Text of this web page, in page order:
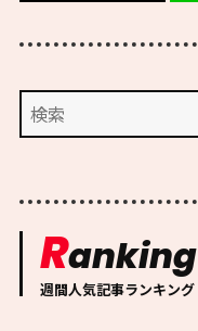
Ranking
週間人気記事ランキング